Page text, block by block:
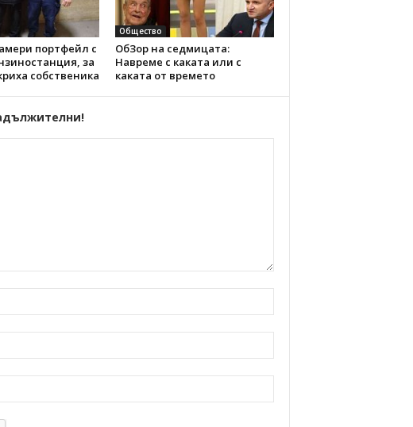
портфейл с
за
собственика
Общество
ОбЗор на седмицата:
Навреме с каката или с
каката от времето